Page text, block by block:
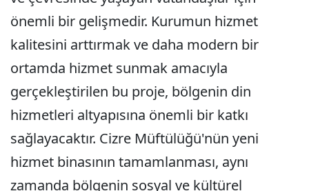
önemli bir gelişmedir. Kurumun hizmet
kalitesini arttırmak ve daha modern bir
ortamda hizmet sunmak amacıyla
gerçekleştirilen bu proje, bölgenin din
hizmetleri altyapısına önemli bir katkı
sağlayacaktır. Cizre Müftülüğü'nün yeni
hizmet binasının tamamlanması, aynı
zamanda bölgenin sosyal ve kültürel